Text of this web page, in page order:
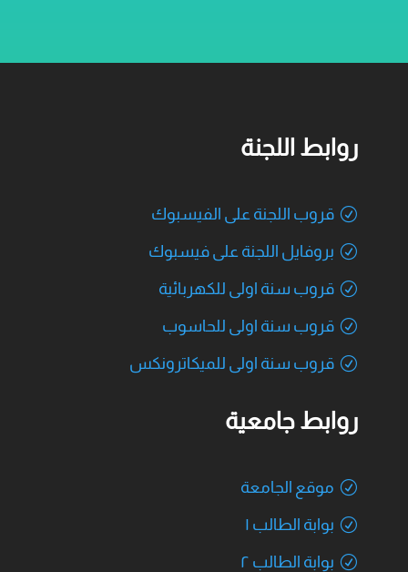
قروب اللجنة على الفيسبوك
بروفايل اللجنة على فيسبوك
قروب سنة اولى للكهربائية
قروب سنة اولى للحاسوب
قروب سنة اولى للميكاترونكس
موقع الجامعة
بوابة الطالب ١
بوابة الطالب ٢